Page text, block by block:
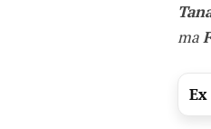
ma